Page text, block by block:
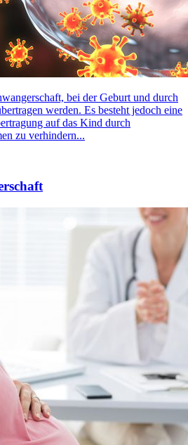
bei der Geburt und durch
werden. Es besteht jedoch eine
auf das Kind durch
zu verhindern...